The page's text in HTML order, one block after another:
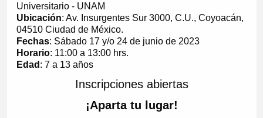
Universitario - UNAM
Ubicación: Av. Insurgentes Sur 3000, C.U., Coyoacán,
04510 Ciudad de México.
Fechas: Sábado 17 y/o 24 de junio de 2023
Horario: 11:00 a 13:00 hrs.
Edad : 7 a 13 años
Inscripciones abiertas
¡Aparta tu lugar!